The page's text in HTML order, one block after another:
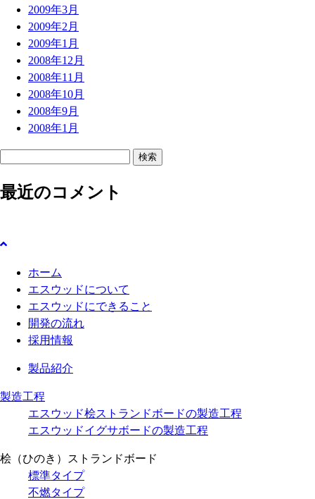
2009年3月
2009年2月
2009年1月
2008年12月
2008年11月
2008年10月
2008年9月
2008年1月
:最近のコメント
ホーム
エスウッドについて
エスウッドにできること
開発の流れ
採用情報
製品紹介
製造工程
エスウッド桧ストランドボードの製造工程
エスウッドイグサボードの製造工程
桧（ひのき）ストランドボード
標準タイプ
不燃タイプ